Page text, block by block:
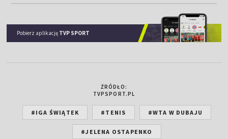
Pobierz aplikację TVP SPORT
ŹRÓDŁO:
TVPSPORT.PL
#IGA ŚWIĄTEK #TENIS #WTA W DUBAJU
#JELENA OSTAPENKO